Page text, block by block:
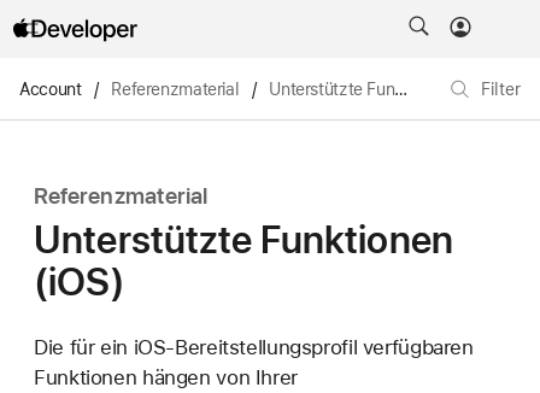
Account / Referenzmaterial / Unterstützte Funktionen (iOS) Filter
Referenzmaterial
Unterstützte Funktionen
(iOS)
Die für ein iOS-Bereitstellungsprofil verfügbaren
Funktionen hängen von Ihrer